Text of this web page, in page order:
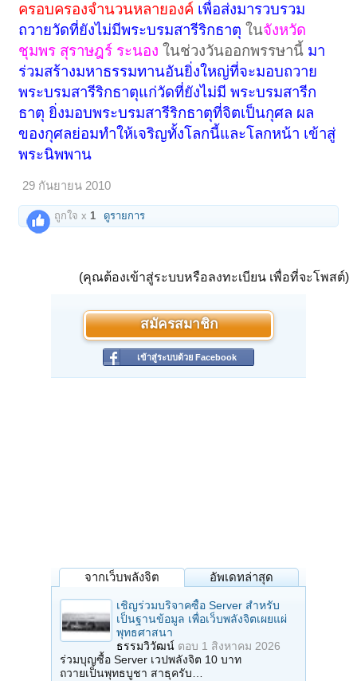
ครอบครองจำนวนหลายองค์ เพื่อส่งมารวบรวม
ถวายวัดที่ยังไม่มีพระบรมสารีริกธาตุในจังหวัด
ชุมพร สุราษฎร์ ระนอง ในช่วงวันออกพรรษานี้ มา
ร่วมสร้างมหาธรรมทานอันยิ่งใหญ่ที่จะมอบถวาย
พระบรมสารีริกธาตุแก่วัดที่ยังไม่มี พระบรมสารีก
ธาตุ ยิ่งมอบพระบรมสารีริกธาตุที่จิตเป็นกุศล ผล
ของกุศลย่อมทำให้เจริญทั้งโลกนี้และโลกหน้า เข้าสู่
พระนิพพาน
29 กันยายน 2010
ถูกใจ x1 ดูรายการ
(คุณต้องเข้าสู่ระบบหรือลงทะเบียน เพื่อที่จะโพสต์)
สมัครสมาชิก
เข้าสู่ระบบด้วย Facebook
จากเว็บพลังจิต อัพเดทล่าสุด
เชิญร่วมบริจาคซื้อ Server สำหรับ
เป็นฐานข้อมูล เพื่อเว็บพลังจิตเผยแผ่
พุทธศาสนา
ธรรมวิวัฒน์ ตอบ 1 สิงหาคม 2026
ร่วมบุญซื้อ Server เวปพลังจิต 10 บาท
ถวายเป็นพุทธบูชา สาธุครับ…